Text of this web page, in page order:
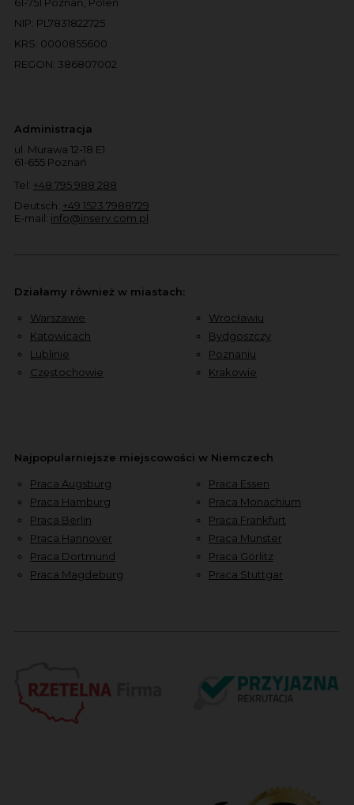
NIP: PL7831822725
KRS: 0000855600
REGON: 386807002
Administracja
ul. Murawa 12-18 E1
61-655 Poznań
Tel: +48 795 988 288
Deutsch: +49 1523 7988729
E-mail: info@inserv.com.pl
Działamy również w miastach:
Warszawie
Katowicach
Lublinie
Częstochowie
Wrocławiu
Bydgoszczy
Poznaniu
Krakowie
Najpopularniejsze miejscowości w Niemczech
Praca Augsburg
Praca Hamburg
Praca Berlin
Praca Hannover
Praca Dortmund
Praca Magdeburg
Praca Essen
Praca Monachium
Praca Frankfurt
Praca Munster
Praca Görlitz
Praca Stuttgar